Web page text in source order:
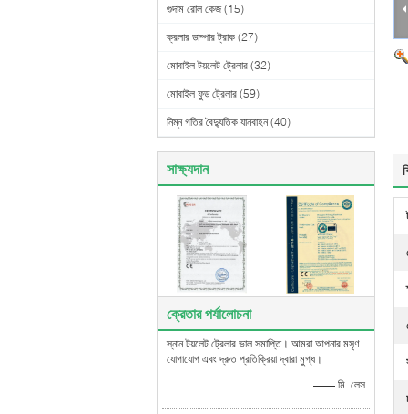
গুদাম রোল কেজ (15)
ক্রলার ডাম্পার ট্রাক (27)
মোবাইল টয়লেট ট্রেলার (32)
মোবাইল ফুড ট্রেলার (59)
নিম্ন গতির বৈদ্যুতিক যানবাহন (40)
সাক্ষ্যদান
ক্রেতার পর্যালোচনা
স্নান টয়লেট ট্রেলার ভাল সমাপ্তি। আমরা আপনার মসৃণ
যোগাযোগ এবং দ্রুত প্রতিক্রিয়া দ্বারা মুগ্ধ।
—— মি. লেস